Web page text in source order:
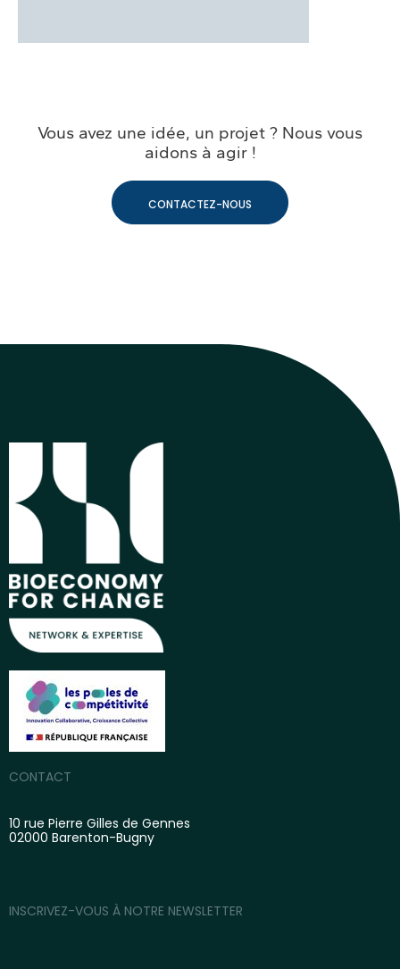
Vous avez une idée, un projet ? Nous vous
aidons à agir !
CONTACTEZ-NOUS
CONTACT
10 rue Pierre Gilles de Gennes
02000 Barenton-Bugny
INSCRIVEZ-VOUS À NOTRE NEWSLETTER